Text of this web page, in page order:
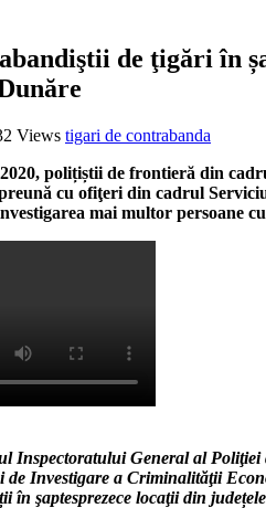
de ţigări în
Views tigari de contrabanda
polițiștii de frontieră din
cu ofiţeri din cadrul
mai multor persoane
Inspectoratului General al
Investigare a Criminalităţii
în şaptesprezece locaţii din